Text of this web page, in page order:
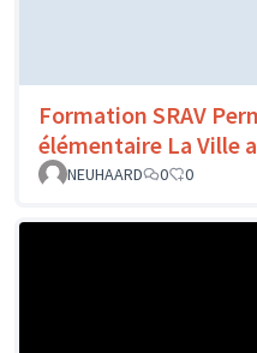
Formation SRAV
élémentaire La Ville
NEUHAARD
0 0